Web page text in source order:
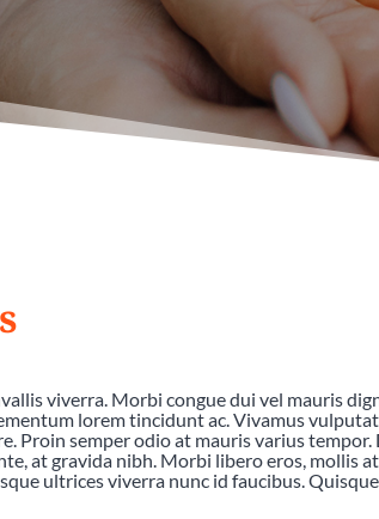
viverra. Morbi congue dui vel mauris
lorem tincidunt ac. Vivamus
Proin semper odio at mauris varius
at gravida nibh. Morbi libero eros, mollis
ultrices viverra nunc id faucibus.